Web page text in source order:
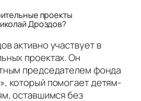
проекты
Дроздов?
активно участвует в
проектах. Он
председателем фонда
который помогает детям-
оставшимся без